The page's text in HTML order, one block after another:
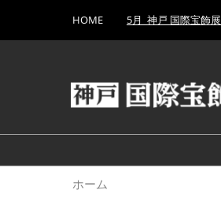
キ
し
て
to
HOME 5月_神戸 国際宝飾展
ホーム